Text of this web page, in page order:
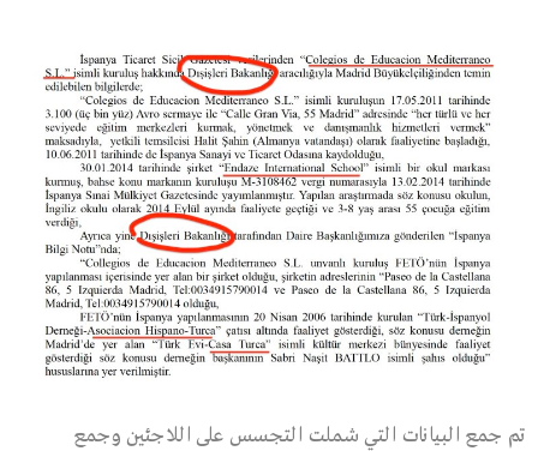
تم جمع البيانات التي شملت التجسس على اللاجئين وجمع